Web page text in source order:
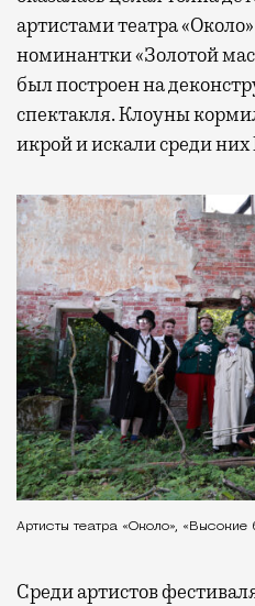
артистами театра
номинантки «Золотой
был построен на
спектакля. Клоуны
икрой и искали среди
Артисты театра «Около», «Высокие
Среди артистов